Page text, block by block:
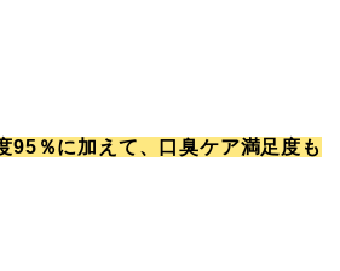
95％に加えて、口臭ケア満足度も